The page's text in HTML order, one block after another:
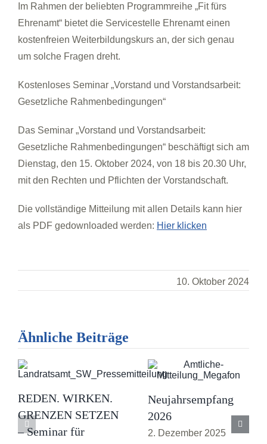
Im Rahmen der beliebten Programmreihe „Fit fürs
Ehrenamt“ bietet die Servicestelle Ehrenamteinen
kostenfreien Weiterbildungskursan, der sich genau
um solche Fragen dreht.
Kostenloses Seminar „Vorstand und Vorstandsarbeit:
Gesetzliche Rahmenbedingungen“
Das Seminar„Vorstand und Vorstandsarbeit:
Gesetzliche Rahmenbedingungen“ beschäftigt sich am
Dienstag, den 15. Oktober 2024, von 18 bis 20.30 Uhr,
mit den Rechten und Pflichten der Vorstandschaft.
Die vollständige Mitteilung mit allen Details kann hier
als PDF gedownloaded werden: Hier klicken
10. Oktober 2024
Ähnliche Beiträge
REDEN. WIRKEN.
GRENZEN SETZEN
– Seminar für
Neujahrsempfang
2026
2. Dezember 2025